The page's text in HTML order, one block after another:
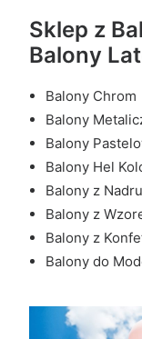
Sklep z
Balony
Balony Chrom
Balony
Balony
Balony Hel
Balony z
Balony z
Balony z
Balony do